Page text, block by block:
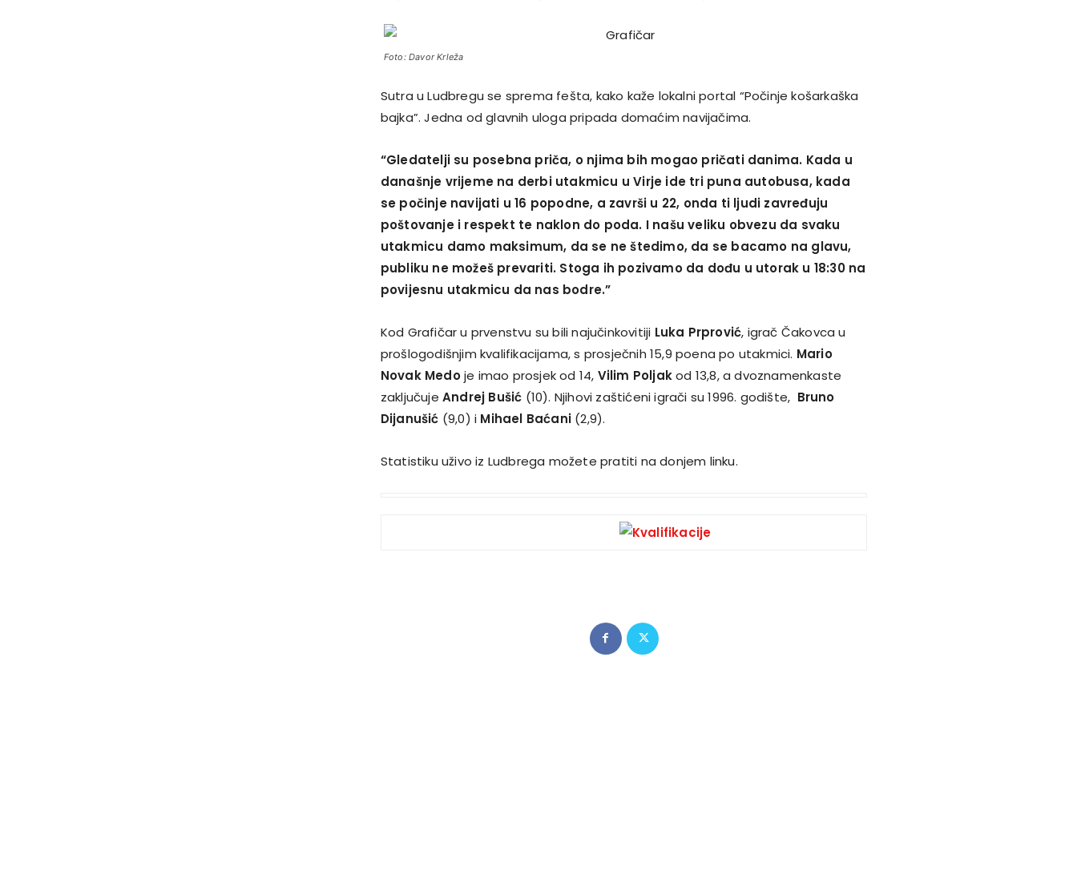
Foto: Davor Krleža
Sutra u Ludbregu se sprema fešta, kako kaže lokalni portal “Počinje košarkaška
bajka”. Jedna od glavnih uloga pripada domaćim navijačima.
“Gledatelji su posebna priča, o njima bih mogao pričati danima. Kada u
današnje vrijeme na derbi utakmicu u Virje ide tri puna autobusa, kada
se počinje navijati u 16 popodne, a završi u 22, onda ti ljudi zavređuju
poštovanje i respekt te naklon do poda. I našu veliku obvezu da svaku
utakmicu damo maksimum, da se ne štedimo, da se bacamo na glavu,
publiku ne možeš prevariti. Stoga ih pozivamo da dođu u utorak u 18:30 na
povijesnu utakmicu da nas bodre.”
Kod Grafičar u prvenstvu su bili najučinkovitiji Luka Prprović, igrač Čakovca u
prošlogodišnjim kvalifikacijama, s prosječnih 15,9 poena po utakmici. Mario
Novak Medoje imao prosjek od 14, Vilim Poljakod 13,8, a dvoznamenkaste
zaključuje Andrej Bušić (10). Njihovi zaštićeni igrači su 1996. godište, Bruno
Dijanušić (9,0) i Mihael Baćani (2,9).
Statistiku uživo iz Ludbrega možete pratiti na donjem linku.